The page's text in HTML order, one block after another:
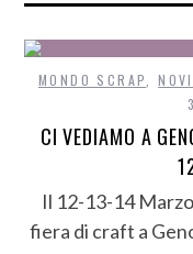
MONDO SCRAP ,
CI VEDIAMO A
Il 12-13-14
fiera di craft a